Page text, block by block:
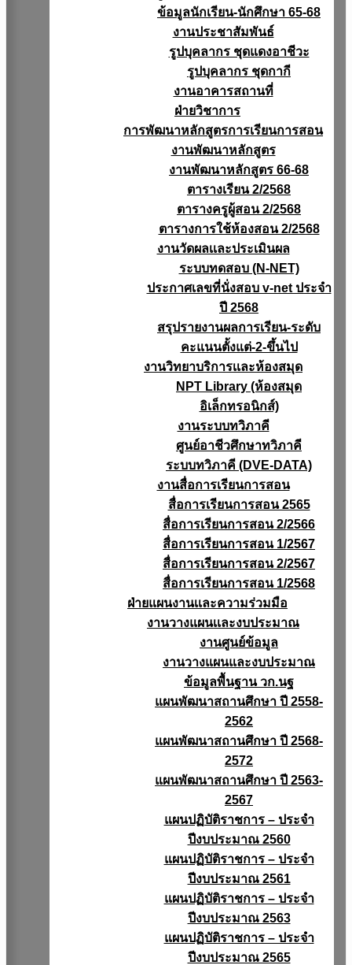
ข้อมูลนักเรียน-นักศึกษา 65-68
งานประชาสัมพันธ์
รูปบุคลากร ชุดแดงอาชีวะ
รูปบุคลากร ชุดกากี
งานอาคารสถานที่
ฝ่ายวิชาการ
การพัฒนาหลักสูตรการเรียนการสอน
งานพัฒนาหลักสูตร
งานพัฒนาหลักสูตร 66-68
ตารางเรียน 2/2568
ตารางครูผู้สอน 2/2568
ตารางการใช้ห้องสอน 2/2568
งานวัดผลเเละประเมินผล
ระบบทดสอบ (N-NET)
ประกาศเลขที่นั่งสอบ v-net ประจำ
ปี 2568
สรุปรายงานผลการเรียน-ระดับ
คะแนนตั้งแต่-2-ขึ้นไป
งานวิทยาบริการเเละห้องสมุด
NPT Library (ห้องสมุด
อิเล็กทรอนิกส์)
งานระบบทวิภาคี
ศูนย์อาชีวศึกษาทวิภาคี
ระบบทวิภาคี (DVE-DATA)
งานสื่อการเรียนการสอน
สื่อการเรียนการสอน 2565
สื่อการเรียนการสอน 2/2566
สื่อการเรียนการสอน 1/2567
สื่อการเรียนการสอน 2/2567
สื่อการเรียนการสอน 1/2568
ฝ่ายแผนงานเเละความร่วมมือ
งานวางแผนเเละงบประมาณ
งานศูนย์ข้อมูล
งานวางแผนและงบประมาณ
ข้อมูลพื้นฐาน วก.นฐ
แผนพัฒนาสถานศึกษา ปี 2558-
2562
แผนพัฒนาสถานศึกษา ปี 2568-
2572
แผนพัฒนาสถานศึกษา ปี 2563-
2567
แผนปฏิบัติราชการ – ประจำ
ปีงบประมาณ 2560
แผนปฏิบัติราชการ – ประจำ
ปีงบประมาณ 2561
แผนปฏิบัติราชการ – ประจำ
ปีงบประมาณ 2563
แผนปฏิบัติราชการ – ประจำ
ปีงบประมาณ 2565